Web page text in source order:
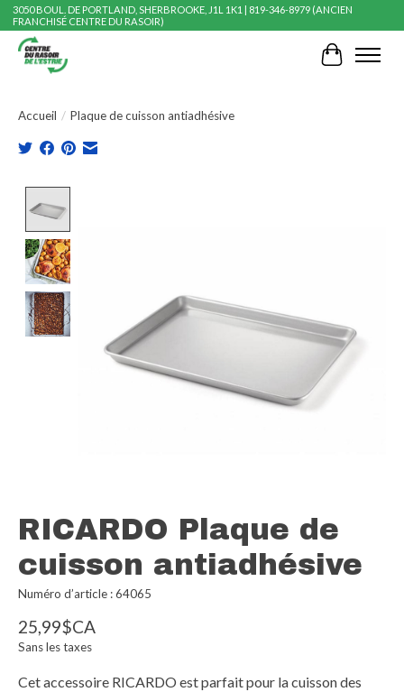
3050 BOUL. DE PORTLAND, SHERBROOKE, J1L 1K1 | 819-346-8979 (ANCIEN
FRANCHISÉ CENTRE DU RASOIR)
Panier
Accueil / Plaque de cuisson antiadhésive
RICARDO Plaque de
cuisson antiadhésive
Numéro d’article : 64065
25,99$CA
Sans les taxes
Cet accessoire RICARDO est parfait pour la cuisson des